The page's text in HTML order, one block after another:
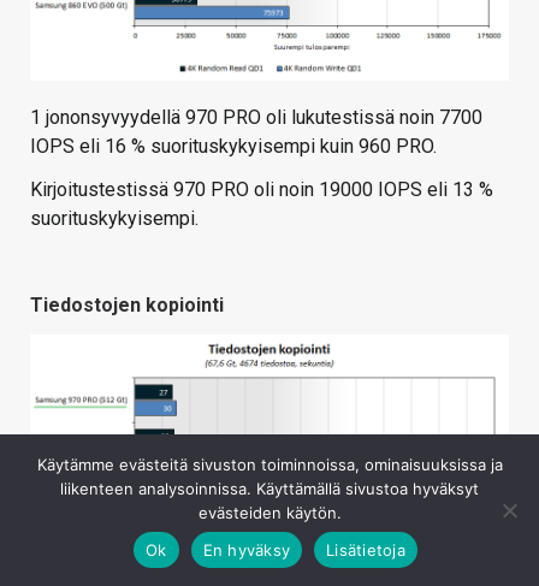
1 jononsyvyydellä 970 PRO oli lukutestissä noin 7700
IOPS eli 16 % suorituskykyisempi kuin 960 PRO.
Kirjoitustestissä 970 PRO oli noin 19000 IOPS eli 13 %
suorituskykyisempi.
Tiedostojen kopiointi
Käytämme evästeitä sivuston toiminnoissa, ominaisuuksissa ja
liikenteen analysoinnissa. Käyttämällä sivustoa hyväksyt
evästeiden käytön.
Ok
En hyväksy Lisätietoja